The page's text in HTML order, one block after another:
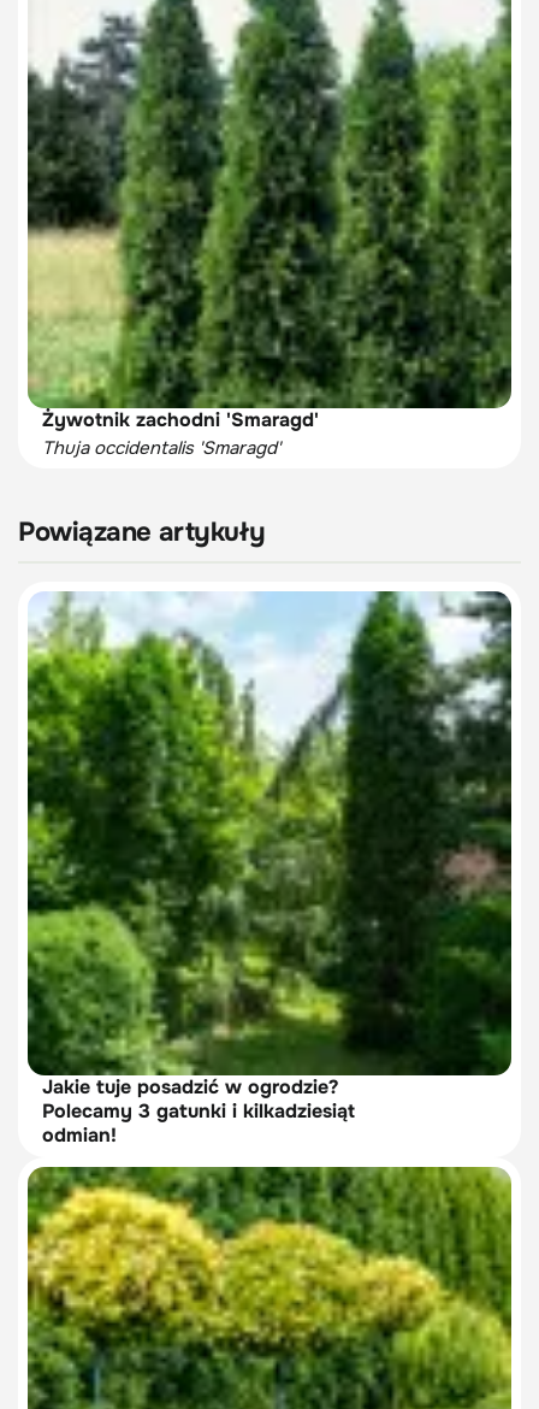
Żywotnik zachodni 'Smaragd'
Thuja occidentalis 'Smaragd'
Powiązane artykuły
Jakie tuje posadzić w ogrodzie?
Polecamy 3 gatunki i kilkadziesiąt
odmian!